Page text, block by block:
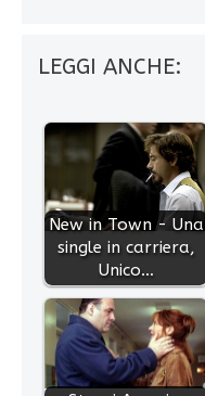
LEGGI ANCHE:
New in Town - Una
single in carriera,
Unico…